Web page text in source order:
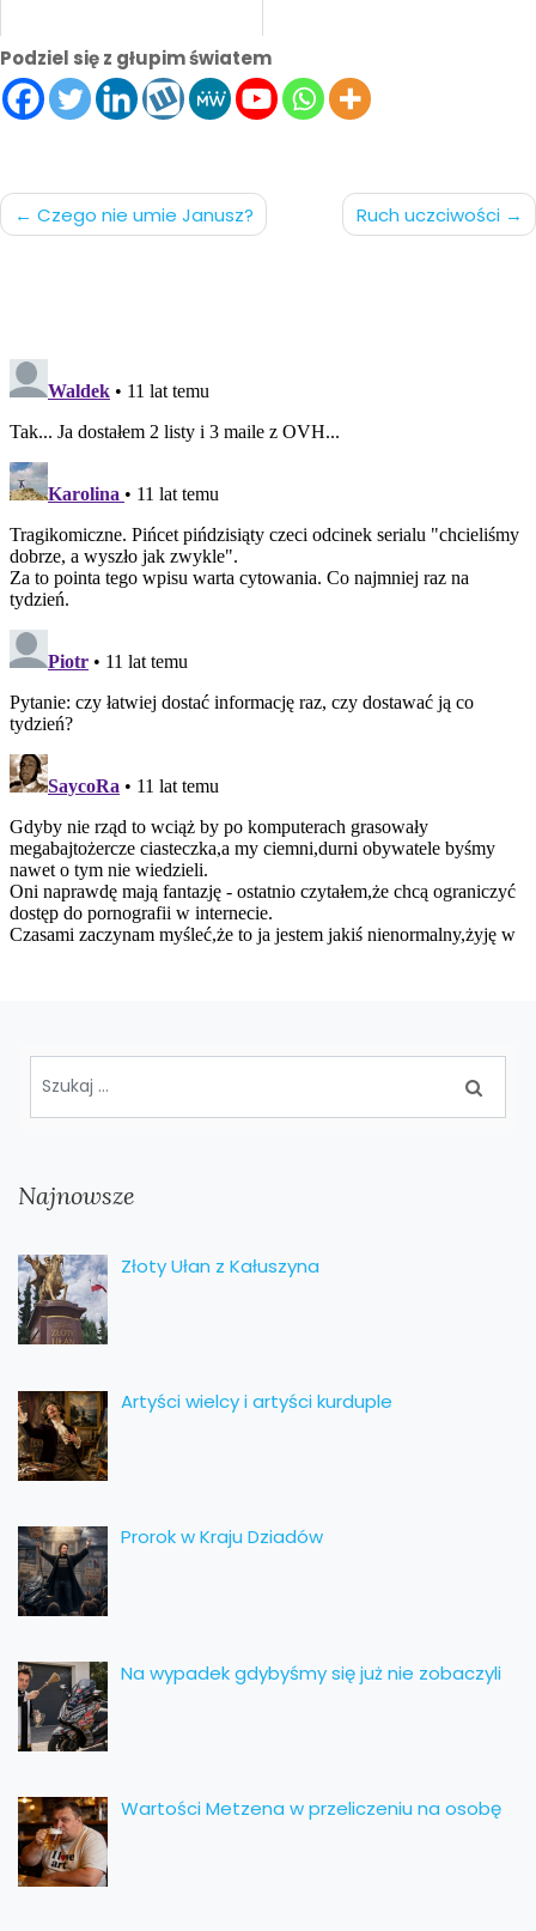
Podziel się z głupim światem
Nawigacja
Czego nie umie Janusz? Ruch uczciwości
Najnowsze
Złoty Ułan z Kałuszyna
Artyści wielcy i artyści kurduple
Prorok w Kraju Dziadów
Na wypadek gdybyśmy się już nie zobaczyli
Wartości Metzena w przeliczeniu na osobę